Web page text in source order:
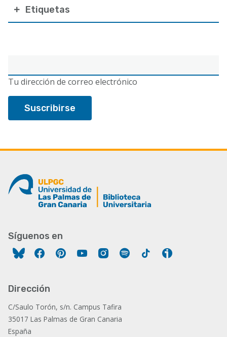
electrónico
Tu dirección de correo electrónico
Etiquetas
Síguenos en
FacebookPinterestYouTubeInstagram
Spotify Tiktok
Dirección
C/Saulo Torón, s/n. Campus Tafira
35017 Las Palmas de Gran Canaria
España